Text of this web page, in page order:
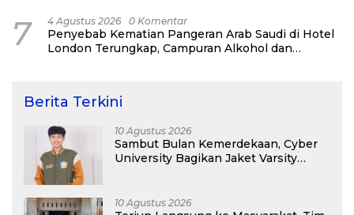
7 4 Agustus 2026 0 Komentar
Penyebab Kematian Pangeran Arab Saudi di Hotel
London Terungkap, Campuran Alkohol dan
Berita Terkini
10 Agustus 2026
Sambut Bulan Kemerdekaan, Cyber
University Bagikan Jaket Varsity
10 Agustus 2026